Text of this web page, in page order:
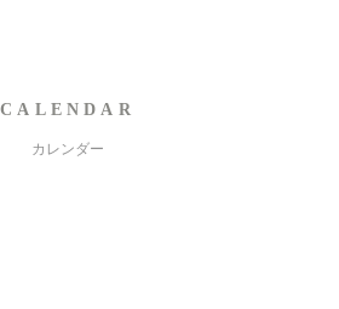
CALENDAR
カレンダー